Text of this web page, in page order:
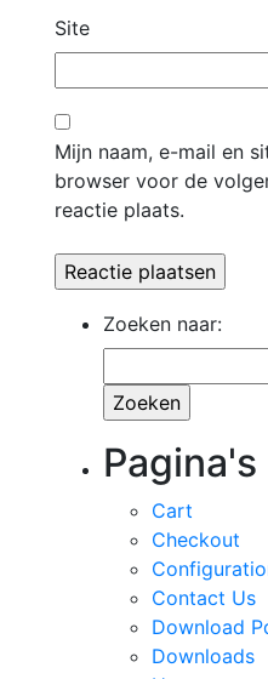
Site
Mijn naam, e-mail en
browser voor de
reactie plaats.
Zoeken naar:
Pagina's
Cart
Checkout
Contact Us
Download
Downloads